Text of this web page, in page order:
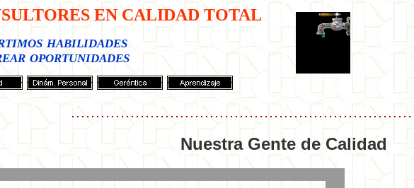
EN CALIDAD TOTAL
habilidades
oportunidades
Nuestra Gente de Calidad